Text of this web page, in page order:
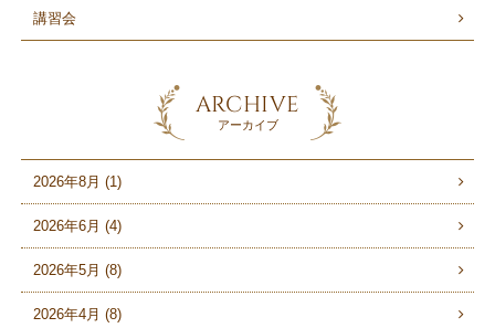
講習会
ARCHIVE
アーカイブ
2026年8月 (1)
2026年6月 (4)
2026年5月 (8)
2026年4月 (8)